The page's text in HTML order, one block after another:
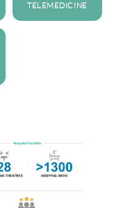
TELEMEDICINE